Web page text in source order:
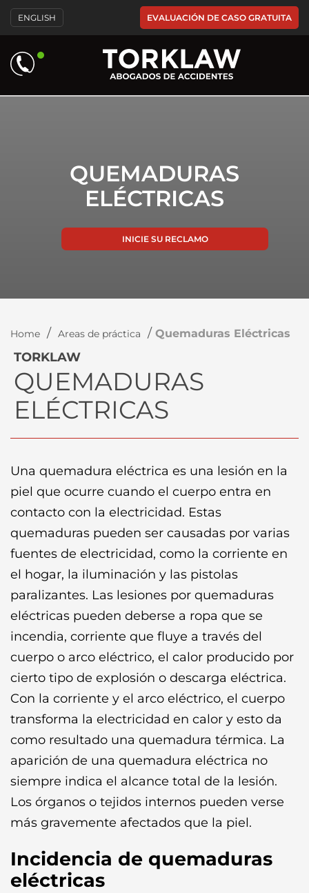
ENGLISH EVALUACIÓN DE CASO GRATUITA
QUEMADURAS
ELÉCTRICAS
INICIE SU RECLAMO
Home / Areas de práctica / Quemaduras Eléctricas
TORKLAW
QUEMADURAS
ELÉCTRICAS
Una quemadura eléctrica es una lesión en la
piel que ocurre cuando el cuerpo entra en
contacto con la electricidad. Estas
quemaduras pueden ser causadas por varias
fuentes de electricidad, como la corriente en
el hogar, la iluminación y las pistolas
paralizantes. Las lesiones por quemaduras
eléctricas pueden deberse a ropa que se
incendia, corriente que fluye a través del
cuerpo o arco eléctrico, el calor producido por
cierto tipo de explosión o descarga eléctrica.
Con la corriente y el arco eléctrico, el cuerpo
transforma la electricidad en calor y esto da
como resultado una quemadura térmica. La
aparición de una quemadura eléctrica no
siempre indica el alcance total de la lesión.
Los órganos o tejidos internos pueden verse
más gravemente afectados que la piel.
Incidencia de quemaduras
eléctricas